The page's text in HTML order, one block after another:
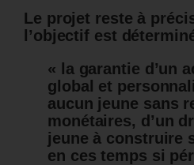
Le projet reste à
l’objectif est
« la garantie d’un
global et
aucun jeune sans
monétaires, d’un
jeune à construire
en ces temps si